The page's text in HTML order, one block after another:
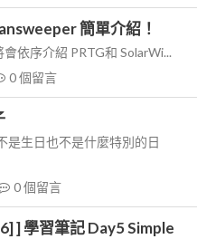
簡單介紹！
依序介紹 PRTG和 SolarWi...
0個留言
是生日也不是什麼特別的日
0個留言
] 學習筆記 Day5 Simple